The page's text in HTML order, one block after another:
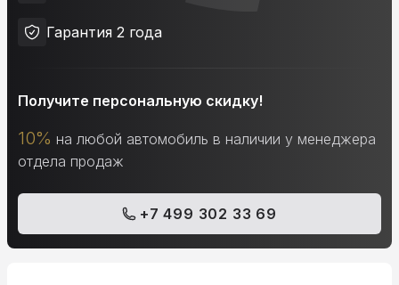
Гарантия 2 года
Получите персональную скидку!
10% на любой автомобиль в наличии у менеджера
отдела продаж
+7 499 302 33 69